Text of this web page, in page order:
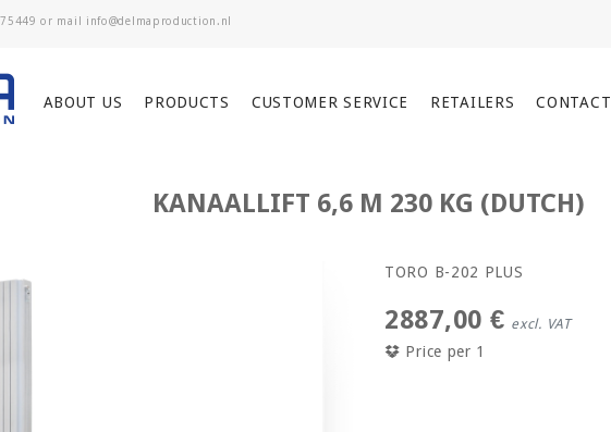
or mail
ABOUT US PRODUCTS CUSTOMER SERVICE RETAILERS CONTACT
KANAALLIFT 6,6 M 230 KG (DUTCH)
TORO B-202 PLUS
2887,00 € excl. VAT
Price per 1